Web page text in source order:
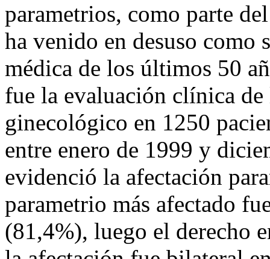
parametrios, como parte
ha venido en desuso
médica de los últimos 50
fue la evaluación clínica
ginecológico en 1250
entre enero de 1999 y
evidenció la afectación
parametrio más afectado
(81,4%), luego el derecho